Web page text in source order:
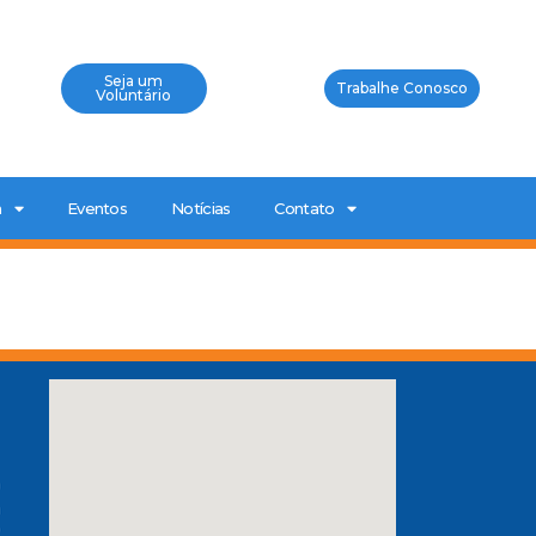
Seja um
Voluntário
Trabalhe Conosco
Eventos Notícias Contato